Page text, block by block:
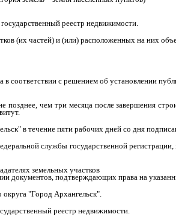
реестр недвижимости.
(их частей) и (или) расположенных на них
соответствии с решением об установлении
чем три месяца после завершения
в течение пяти рабочих дней со дня
службы государственной
земельных участков
подтверждающих права на
"Город Архангельск".
реестр недвижимости.